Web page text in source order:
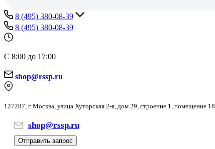
8 (495) 380-08-39
8 (495) 380-08-39
С 8:00 до 17:00
shop@rssp.ru
127287, г. Москва, улица Хуторская 2-я, дом 29, строение 1, помещение 18
shop@rssp.ru
Отправить запрос